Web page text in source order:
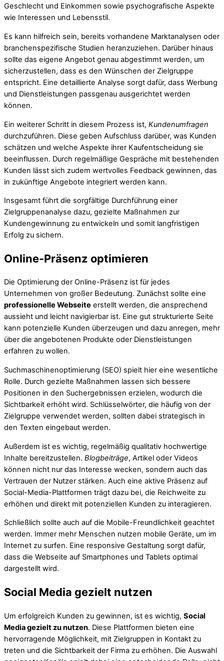
Geschlecht und Einkommen sowie psychografische Aspekte
wie Interessen und Lebensstil.
Es kann hilfreich sein, bereits vorhandene Marktanalysen oder
branchenspezifische Studien heranzuziehen. Darüber hinaus
sollte das eigene Angebot genau abgestimmt werden, um
sicherzustellen, dass es den Wünschen der Zielgruppe
entspricht. Eine detaillierte Analyse sorgt dafür, dass Werbung
und Dienstleistungen passgenau ausgerichtet werden
können.
Ein weiterer Schritt in diesem Prozess ist, Kundenumfragen
durchzuführen. Diese geben Aufschluss darüber, was Kunden
schätzen und welche Aspekte ihrer Kaufentscheidung sie
beeinflussen. Durch regelmäßige Gespräche mit bestehenden
Kunden lässt sich zudem wertvolles Feedback gewinnen, das
in zukünftige Angebote integriert werden kann.
Insgesamt führt die sorgfältige Durchführung einer
Zielgruppenanalyse dazu, gezielte Maßnahmen zur
Kundengewinnung zu entwickeln und somit langfristigen
Erfolg zu sichern.
Online-Präsenz optimieren
Die Optimierung der Online-Präsenz ist für jedes
Unternehmen von großer Bedeutung. Zunächst sollte eine
professionelle Webseite erstellt werden, die ansprechend
aussieht und leicht navigierbar ist. Eine gut strukturierte Seite
kann potenzielle Kunden überzeugen und dazu anregen, mehr
über die angebotenen Produkte oder Dienstleistungen
erfahren zu wollen.
Suchmaschinenoptimierung (SEO) spielt hier eine wesentliche
Rolle. Durch gezielte Maßnahmen lassen sich bessere
Positionen in den Suchergebnissen erzielen, wodurch die
Sichtbarkeit erhöht wird. Schlüsselwörter, die häufig von der
Zielgruppe verwendet werden, sollten dabei strategisch in
den Texten eingebaut werden.
Außerdem ist es wichtig, regelmäßig qualitativ hochwertige
Inhalte bereitzustellen. Blogbeiträge, Artikel oder Videos
können nicht nur das Interesse wecken, sondern auch das
Vertrauen der Nutzer stärken. Auch eine aktive Präsenz auf
Social-Media-Plattformen trägt dazu bei, die Reichweite zu
erhöhen und direkt mit potenziellen Kunden zu interagieren.
Schließlich sollte auch auf die Mobile-Freundlichkeit geachtet
werden. Immer mehr Menschen nutzen mobile Geräte, um im
Internet zu surfen. Eine responsive Gestaltung sorgt dafür,
dass die Webseite auf Smartphones und Tablets optimal
dargestellt wird.
Social Media gezielt nutzen
Um erfolgreich Kunden zu gewinnen, ist es wichtig, Social
Media gezielt zu nutzen. Diese Plattformen bieten eine
hervorragende Möglichkeit, mit Zielgruppen in Kontakt zu
treten und die Sichtbarkeit der Firma zu erhöhen. Die Auswahl